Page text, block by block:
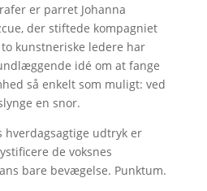
er parret Johanna
der stiftede kompagniet
kunstneriske ledere har
idé om at fange
så enkelt som muligt: ved
en snor.
hverdagsagtige udtryk er
de voksnes
bare bevægelse. Punktum.